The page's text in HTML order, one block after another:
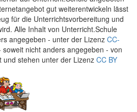
gut weiterentwickeln lässt
für die Unterrichtsvorbereitung und
Alle Inhalt von Unterricht.Schule
angegeben - unter der Lizenz CC-
soweit nicht anders angegeben - von
und stehen unter der Lizenz CC BY